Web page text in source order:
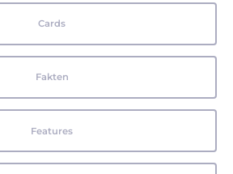
Cards
Fakten
Features